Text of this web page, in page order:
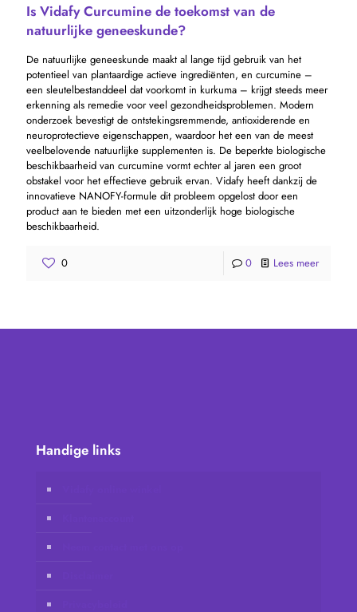
Is Vidafy Curcumine de toekomst van de
natuurlijke geneeskunde?
De natuurlijke geneeskunde maakt al lange tijd gebruik van het
potentieel van plantaardige actieve ingrediënten, en curcumine –
een sleutelbestanddeel dat voorkomt in kurkuma – krijgt steeds meer
erkenning als remedie voor veel gezondheidsproblemen. Modern
onderzoek bevestigt de ontstekingsremmende, antioxiderende en
neuroprotectieve eigenschappen, waardoor het een van de meest
veelbelovende natuurlijke supplementen is. De beperkte biologische
beschikbaarheid van curcumine vormt echter al jaren een groot
obstakel voor het effectieve gebruik ervan. Vidafy heeft dankzij de
innovatieve NANOFY-formule dit probleem opgelost door een
product aan te bieden met een uitzonderlijk hoge biologische
beschikbaarheid.
0 0 Lees meer
Handige links